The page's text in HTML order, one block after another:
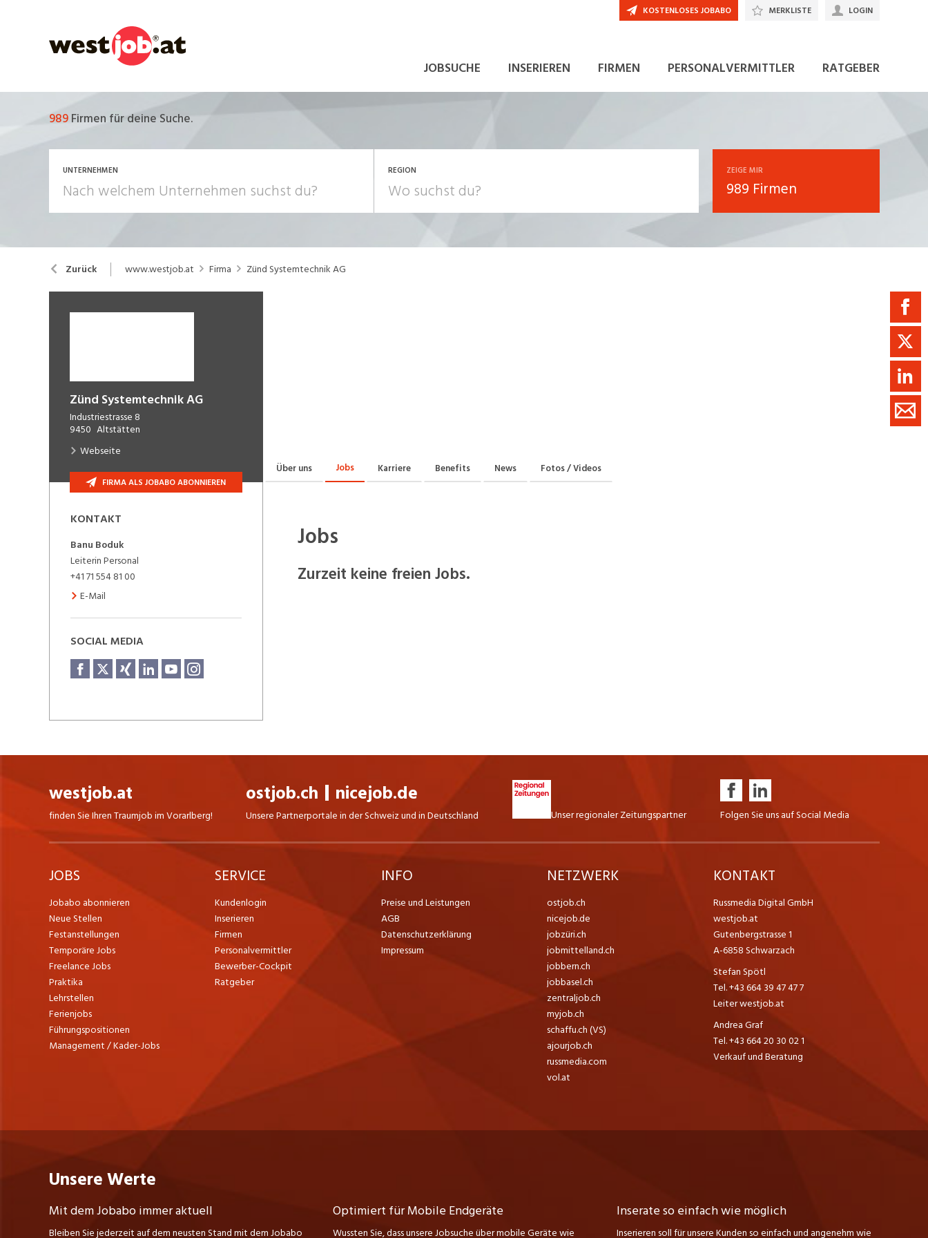
JOBSUCHE INSERIEREN FIRMEN PERSONALVERMITTLER RATGEBER
KOSTENLOSES JOBABO MERKLISTE LOGIN
989Firmen für deine Suche.
UNTERNEHMEN REGION ZEIGE MIR
989 Firmen
Zurück www.westjob.at Firma Zünd Systemtechnik AG
Zünd Systemtechnik AG
Industriestrasse 8
9450 Altstätten
Webseite
FIRMA ALS JOBABO ABONNIEREN
Über uns Jobs Karriere Benefits News Fotos / Videos
KONTAKT
Banu Boduk
Leiterin Personal
+41 71 554 81 00
E-Mail
SOCIAL MEDIA
Jobs
Zurzeit keine freien Jobs.
westjob.at
finden Sie Ihren Traumjob im Vorarlberg!
ostjob.ch nicejob.de
Unsere Partnerportale in der Schweiz und in Deutschland Unser regionaler Zeitungspartner Folgen Sie uns auf Social Media
JOBS
Jobabo abonnieren
Neue Stellen
Festanstellungen
Temporäre Jobs
Freelance Jobs
Praktika
Lehrstellen
Ferienjobs
Führungspositionen
Management / Kader-Jobs
SERVICE
Kundenlogin
Inserieren
Firmen
Personalvermittler
Bewerber-Cockpit
Ratgeber
INFO
Preise und Leistungen
AGB
Datenschutzerklärung
Impressum
NETZWERK
ostjob.ch
nicejob.de
jobzüri.ch
jobmittelland.ch
jobbern.ch
jobbasel.ch
zentraljob.ch
myjob.ch
schaffu.ch (VS)
ajourjob.ch
russmedia.com
vol.at
KONTAKT
Russmedia Digital GmbH
westjob.at
Gutenbergstrasse 1
A-6858 Schwarzach
Stefan Spötl
Tel. +43 664 39 47 47 7
Leiter westjob.at
Andrea Graf
Tel. +43 664 20 30 02 1
Verkauf und Beratung
Unsere Werte
Mit dem Jobabo immer aktuell
Bleiben Sie jederzeit auf dem neusten Stand mit dem Jobabo
Optimiert für Mobile Endgeräte
Wussten Sie, dass unsere Jobsuche über mobile Geräte wie
Inserate so einfach wie möglich
Inserieren soll für unsere Kunden so einfach und angenehm wie